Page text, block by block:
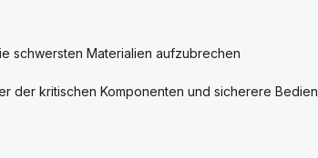
schwersten Materialien aufzubrechen
der kritischen Komponenten und sicherere